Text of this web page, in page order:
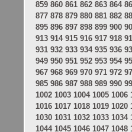
859 860 861 862 863 864
877 878 879 880 881 882
895 896 897 898 899 900
913 914 915 916 917 918
931 932 933 934 935 936
949 950 951 952 953 954
967 968 969 970 971 972
985 986 987 988 989 990
1002 1003 1004 1005 1006
1016 1017 1018 1019 1020
1030 1031 1032 1033 1034
1044 1045 1046 1047 1048